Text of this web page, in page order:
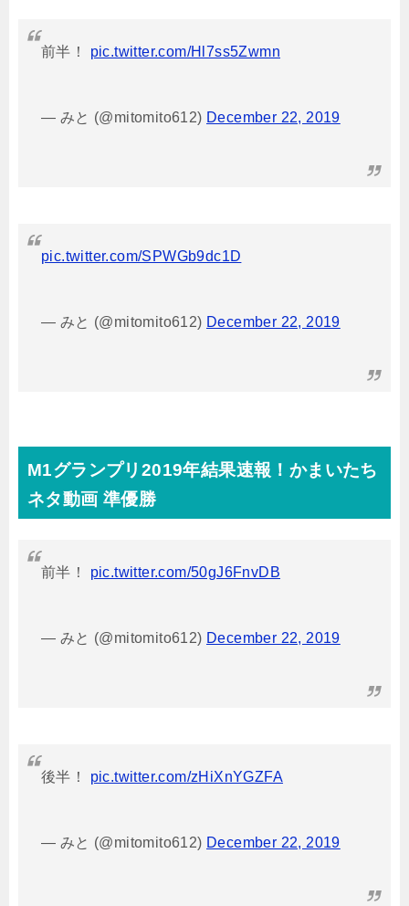
前半！ pic.twitter.com/Hl7ss5Zwmn
— みと (@mitomito612) December 22, 2019
pic.twitter.com/SPWGb9dc1D
— みと (@mitomito612) December 22, 2019
M1グランプリ2019年結果速報！かまいたち
ネタ動画 準優勝
前半！ pic.twitter.com/50gJ6FnvDB
— みと (@mitomito612) December 22, 2019
後半！ pic.twitter.com/zHiXnYGZFA
— みと (@mitomito612) December 22, 2019